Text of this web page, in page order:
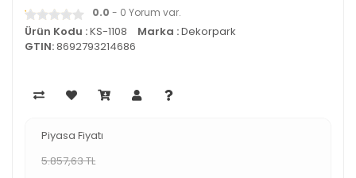
0.0 - 0 Yorum var.
Ürün Kodu :KS-1108 Marka :Dekorpark
GTIN:8692793214686
Piyasa Fiyatı
5.857,63 TL